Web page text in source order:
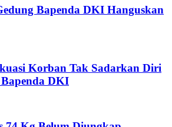
Bapenda DKI Hanguskan
Korban Tak Sadarkan Diri
DKI